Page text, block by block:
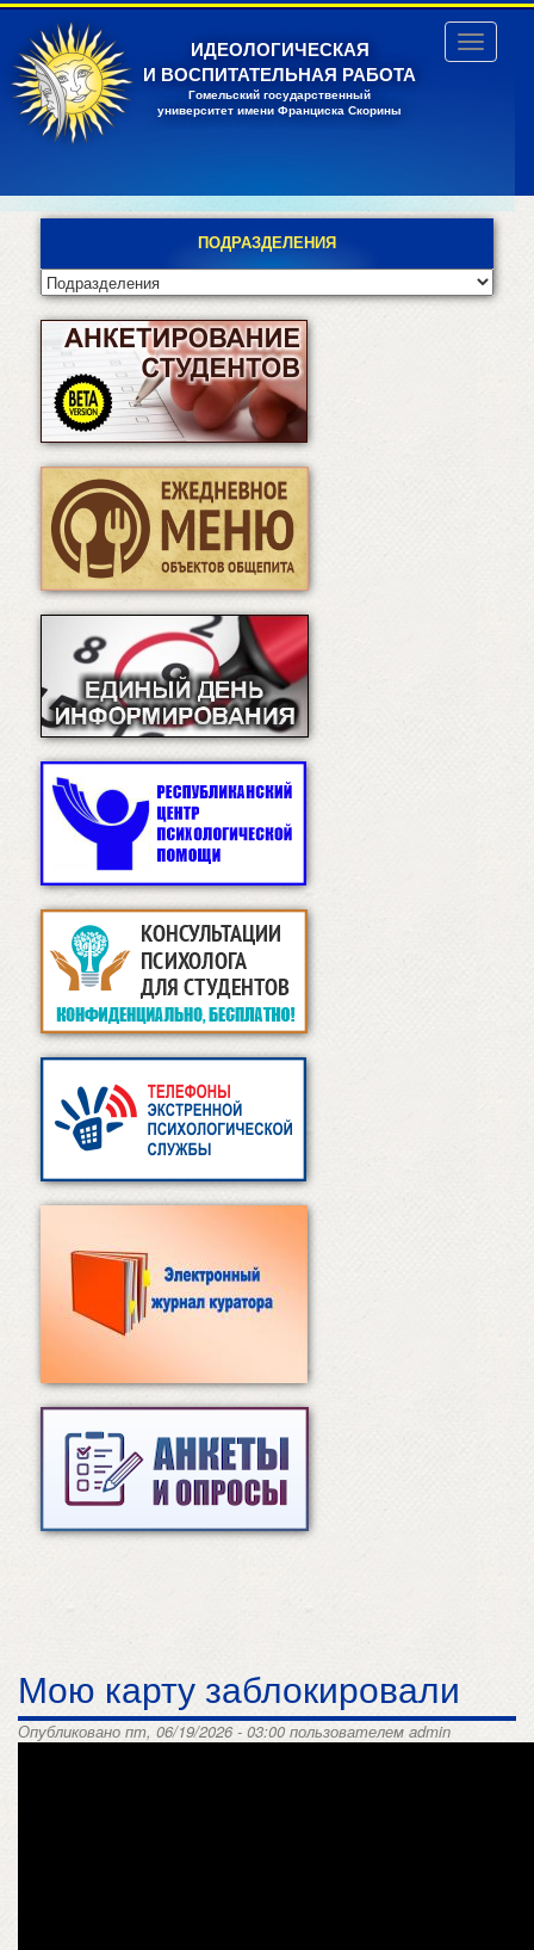
Перейти
основному
содержанию
ИДЕОЛОГИЧЕСКАЯ
И ВОСПИТАТЕЛЬНАЯ РАБОТА
Гомельский государственный
университет имени Франциска Скорины
Toggle
ПОДРАЗДЕЛЕНИЯ
Мою карту заблокировали
Опубликовано пт, 06/19/2026 - 03:00 пользователем admin